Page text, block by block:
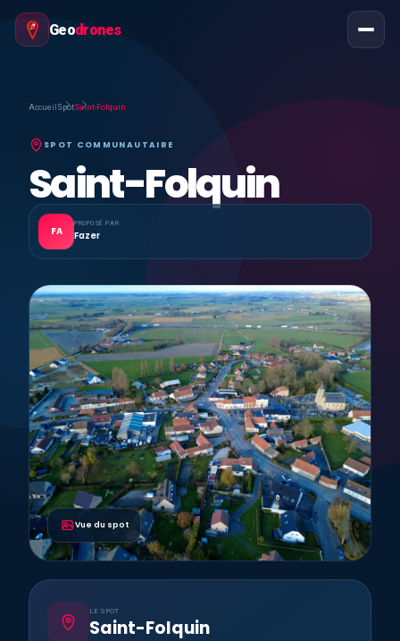
Geodrones
Accueil SpotSaint-Folquin
SPOT COMMUNAUTAIRE
Saint-Folquin
FA
PROPOSÉ PAR
Fazer
Vue du spot
LE SPOT
Saint-Folquin